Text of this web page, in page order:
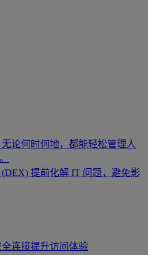
无论何时何地，都能轻松管理人
提前化解 IT 问题，避免影
连接提升访问体验